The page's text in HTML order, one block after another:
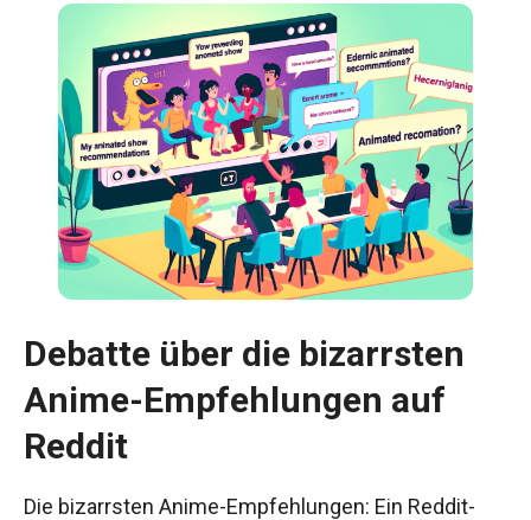
Debatte über die bizarrsten
Anime-Empfehlungen auf
Reddit
Die bizarrsten Anime-Empfehlungen: Ein Reddit-